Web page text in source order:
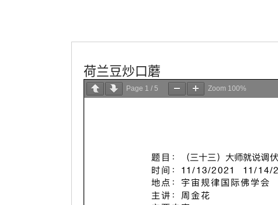
荷兰豆炒口蘑
Page 1 / 5 Zoom 100%